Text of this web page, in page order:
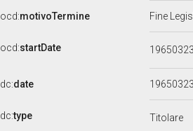
ocd:motivoTermine Fine
ocd:startDate 19650323
dc:date
dc:type Titolare